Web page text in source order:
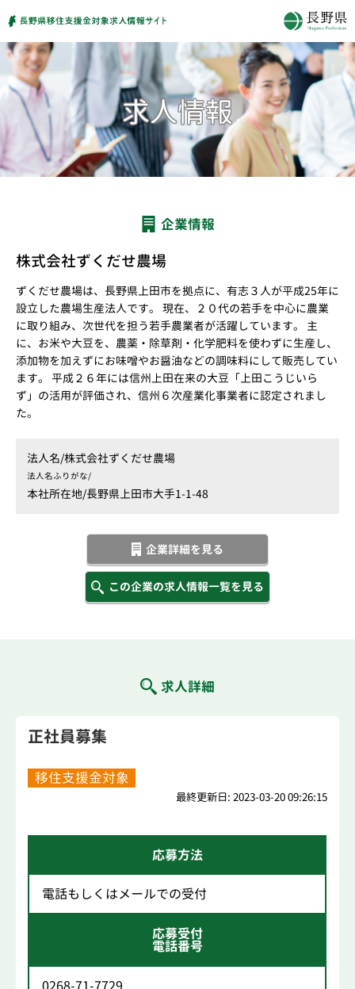
企業情報
株式会社ずくだせ農場
ずくだせ農場は、長野県上田市を拠点に、有志３人が平成25年に
設立した農場生産法人です。 現在、２０代の若手を中心に農業
に取り組み、次世代を担う若手農業者が活躍しています。 主
に、お米や大豆を、農薬・除草剤・化学肥料を使わずに生産し、
添加物を加えずにお味噌やお醤油などの調味料にして販売してい
ます。 平成２６年には信州上田在来の大豆「上田こうじいら
ず」の活用が評価され、信州６次産業化事業者に認定されまし
た。
法人名/株式会社ずくだせ農場
法人名ふりがな/
本社所在地/長野県上田市大手1-1-48
企業詳細を見る
この企業の求人情報一覧を見る
求人詳細
正社員募集
移住支援金対象
最終更新日: 2023-03-20 09:26:15
応募方法
電話もしくはメールでの受付
応募受付
電話番号